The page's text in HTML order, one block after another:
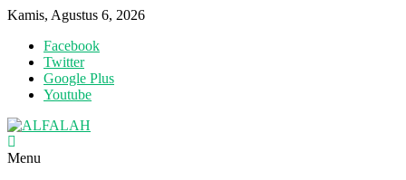
Lompat
konten
Kamis, Agustus 6, 2026
Facebook
Twitter
Google Plus
Youtube
ALFALAH
Menu